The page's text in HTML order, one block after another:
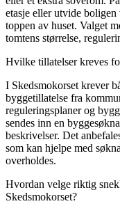
etasje eller utvide boligen
toppen av huset. Valget
tomtens størrelse,
Hvilke tillatelser kreves
I Skedsmokorset krever
byggetillatelse fra
reguleringsplaner og
sendes inn en
beskrivelser. Det
som kan hjelpe med
overholdes.
Hvordan velge riktig
Skedsmokorset?